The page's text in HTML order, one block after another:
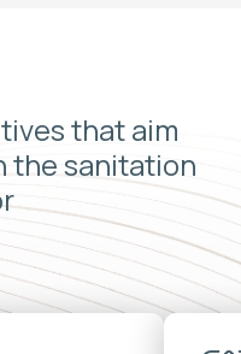
that aim
the sanitation